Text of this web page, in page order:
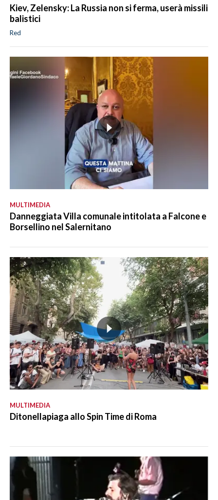
Kiev, Zelensky: La Russia non si ferma, userà missili
balistici
Red
MULTIMEDIA
Danneggiata Villa comunale intitolata a Falcone e
Borsellino nel Salernitano
MULTIMEDIA
Ditonellapiaga allo Spin Time di Roma